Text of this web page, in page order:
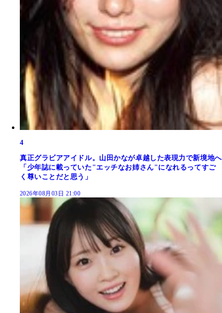
4
真正グラビアアイドル。山田かなが卓越した表現力で新境地へ
「少年誌に載っていた"エッチなお姉さん"になれるってすご
く尊いことだと思う」
2026年08月03日 21:00